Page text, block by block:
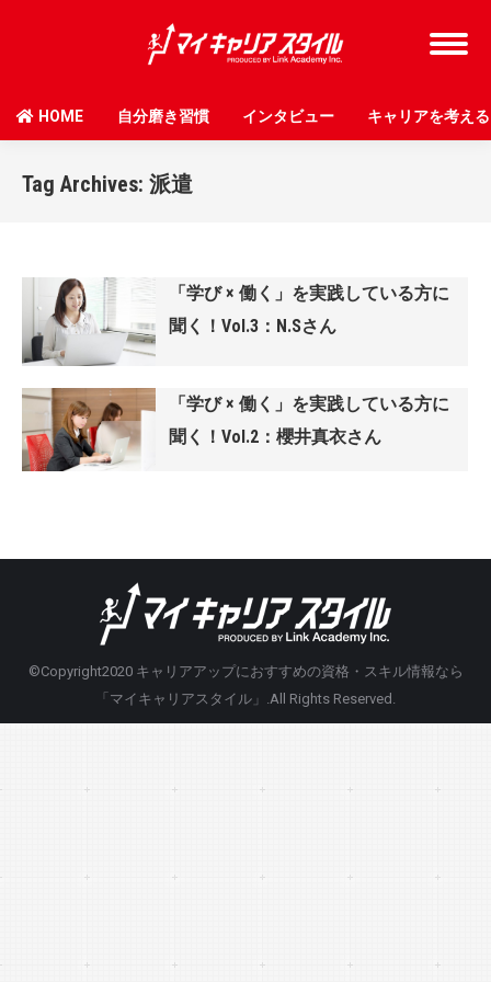
HOME 自分磨き習慣 インタビュー キャリアを考える
Tag Archives: 派遣
「学び × 働く」を実践している方に
聞く！Vol.3：N.Sさん
「学び × 働く」を実践している方に
聞く！Vol.2：櫻井真衣さん
©Copyright2020 キャリアアップにおすすめの資格・スキル情報なら
「マイキャリアスタイル」
.All Rights Reserved.